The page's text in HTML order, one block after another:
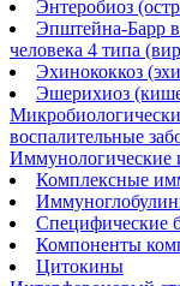
Энтеробиоз
Эпштейна-Барр
человека 4 типа
Эхинококкоз
Эшерихиоз
воспалительные
Иммунологические
Комплексные
Специфические
Компоненты
Цитокины